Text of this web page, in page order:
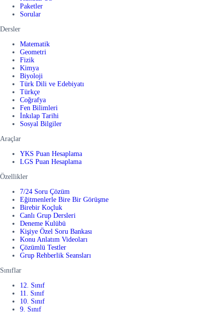
Paketler
Sorular
Dersler
Matematik
Geometri
Fizik
Kimya
Biyoloji
Türk Dili ve Edebiyatı
Türkçe
Coğrafya
Fen Bilimleri
İnkılap Tarihi
Sosyal Bilgiler
Araçlar
YKS Puan Hesaplama
LGS Puan Hesaplama
Özellikler
7/24 Soru Çözüm
Eğitmenlerle Bire Bir Görüşme
Birebir Koçluk
Canlı Grup Dersleri
Deneme Kulübü
Kişiye Özel Soru Bankası
Konu Anlatım Videoları
Çözümlü Testler
Grup Rehberlik Seansları
Sınıflar
12. Sınıf
11. Sınıf
10. Sınıf
9. Sınıf